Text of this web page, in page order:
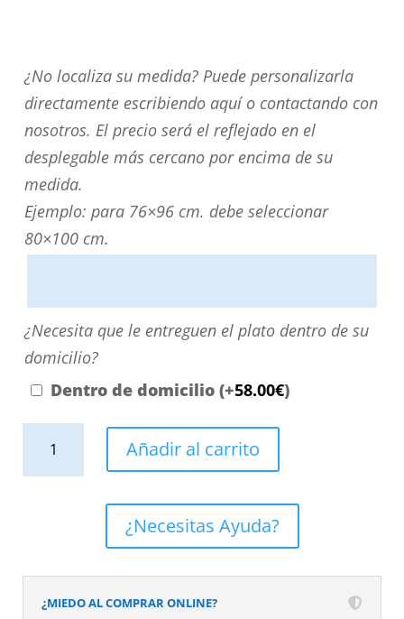
¿No
localiza
su
medida?
Puede
personalizarla
directamente
contactando
nosotros.
El
precio
será
¿No localiza su medida? Puede personalizarla
directamente escribiendo aquí o contactando con
nosotros. El precio será el reflejado en el
desplegable más cercano por encima de su
medida.
Ejemplo: para 76×96 cm. debe seleccionar
80×100 cm.
¿Necesita
que
le
domicilio?
¿Necesita que le entreguen el plato dentro de su
domicilio?
Dentro de domicilio (+58.00€)
pizarra.
Efecto
Añadir al carrito
¿Necesitas Ayuda?
¿MIEDO AL COMPRAR ONLINE?